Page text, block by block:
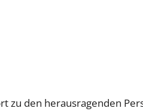
zu den herausragenden